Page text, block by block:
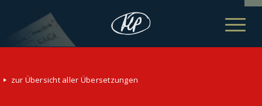
zur Übersicht aller Übersetzungen